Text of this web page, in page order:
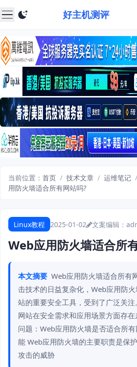
好主机测评
当前位置： 首页 / 技术文章 / 运维笔记 /
用防火墙适合所有网站吗?
Linux教程 2025-01-02 文案编辑：
Web应用防火墙适合所
本文摘要 Web应用防火墙适合所有
击技术的日益复杂化，Web应用防
站的重要安全工具，受到了广泛关
网站在安全需求和应用场景方面存
问题：Web应用防火墙是否适合所
能 Web应用防火墙的主要职责是保
攻击的威胁